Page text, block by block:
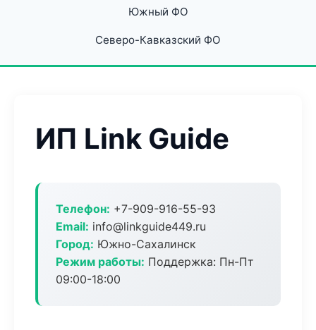
Южный ФО
Северо-Кавказский ФО
ИП Link Guide
Телефон: +7-909-916-55-93
Email: info@linkguide449.ru
Город: Южно-Сахалинск
Режим работы: Поддержка: Пн-Пт
09:00-18:00